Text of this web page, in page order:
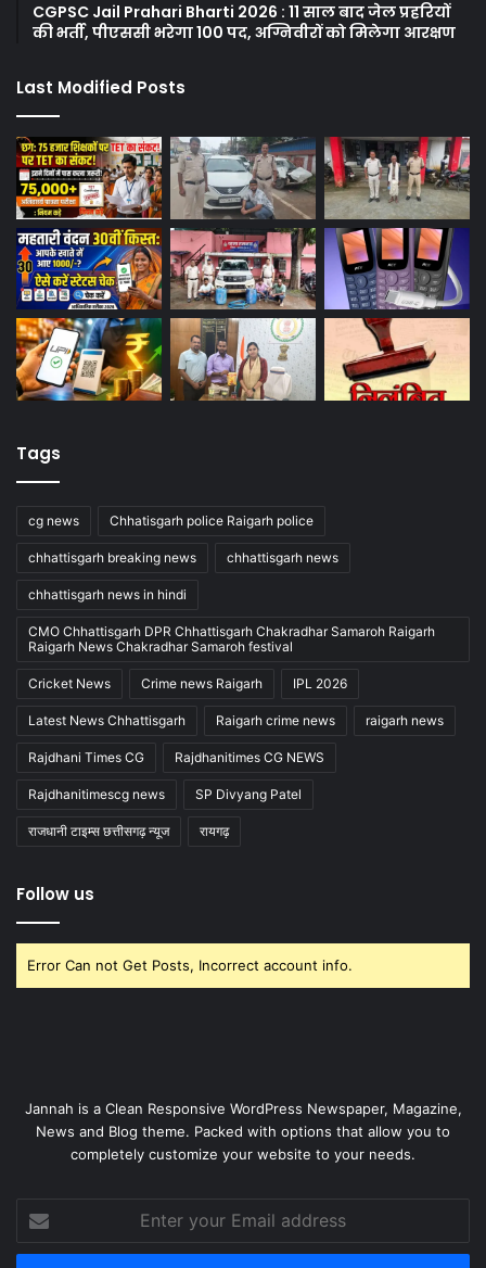
CGPSC Jail Prahari Bharti 2026 : 11 साल बाद जेल प्रहरियों
की भर्ती, पीएससी भरेगा 100 पद, अग्निवीरों को मिलेगा आरक्षण
Last Modified Posts
Tags
cg news Chhatisgarh police Raigarh police
chhattisgarh breaking news chhattisgarh news
chhattisgarh news in hindi
CMO Chhattisgarh DPR Chhattisgarh Chakradhar Samaroh Raigarh
Raigarh News Chakradhar Samaroh festival
Cricket News Crime news Raigarh IPL 2026
Latest News Chhattisgarh Raigarh crime news raigarh news
Rajdhani Times CG Rajdhanitimes CG NEWS
Rajdhanitimescg news SP Divyang Patel
राजधानी टाइम्स छत्तीसगढ़ न्यूज रायगढ़
Follow us
Error Can not Get Posts, Incorrect account info.
Jannah is a Clean Responsive WordPress Newspaper, Magazine,
News and Blog theme. Packed with options that allow you to
completely customize your website to your needs.
your
Email